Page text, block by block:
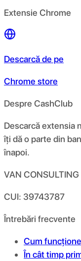
Extensie Chrome
Descarcă de pe
Chrome store
Despre CashClub
Descarcă extensia
îți dă o parte din
înapoi.
VAN CONSULTING
CUI: 39743787
Întrebări frecvente
Cum
În cât timp